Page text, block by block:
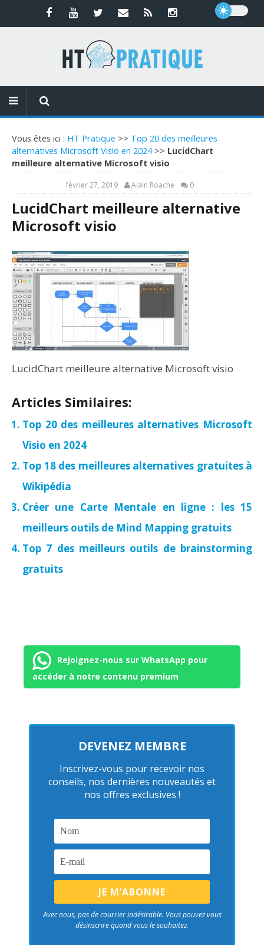
Vous êtes ici : HT Pratique >> Top 20 des meilleures
alternatives Microsoft Visio en 2024>> LucidChart
meilleure alternative Microsoft visio
février 27, 2019 Alain Roache 0
LucidChart meilleure alternative
Microsoft visio
LucidChart meilleure alternative Microsoft visio
Articles Similaires:
Top 20 des meilleures alternatives Microsoft
Visio en 2024
Top 18 des meilleures alternatives gratuites à
Wikipédia
Créer une Carte Mentale en ligne : les 15
meilleurs outils de Mind Mapping gratuits
Top 7 des meilleurs outils de brainstorming
gratuits
Rejoignez-nous sur WhatsApp pour
accéder à notre contenu premium
DEVENEZ MEMBRE
Inscrivez-vous pour recevoir nos
conseils, nos dernières nouveautés et
nos offres exclusives !
Avec nous, pas de courrier indésirable. Vous pouvez vous
désinscrire quand vous le souhaitez.